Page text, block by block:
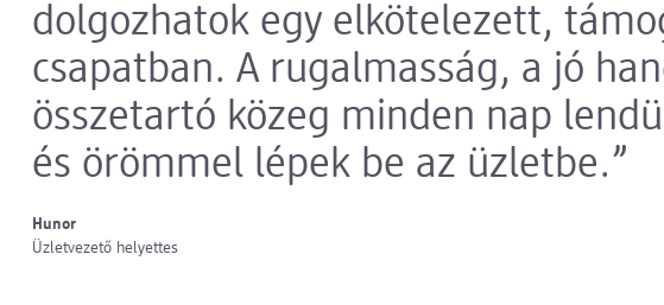
dolgozhatok egy elkötelezett,
csapatban. A rugalmasság, a jó
összetartó közeg minden nap
és örömmel lépek be az üzletbe.
Hunor
Üzletvezető helyettes